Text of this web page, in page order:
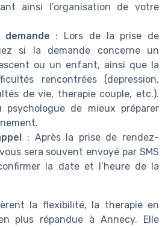
ainsi l’organisation de votre
: Lors de la prise de
si la demande concerne un
ou un enfant, ainsi que la
rencontrées (depression,
de vie, therapie couple, etc.).
psychologue de mieux préparer
: Après la prise de rendez-
sera souvent envoyé par SMS
la date et l’heure de la
la flexibilité, la therapie en
plus répandue à Annecy. Elle